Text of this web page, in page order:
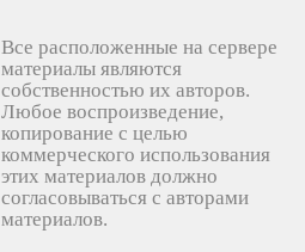
Все расположенные на сервере
материалы являются
собственностью их авторов.
Любое воспроизведение,
копирование с целью
коммерческого использования
этих материалов должно
согласовываться с авторами
материалов.